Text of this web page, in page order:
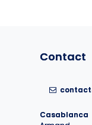
Contact
Contact